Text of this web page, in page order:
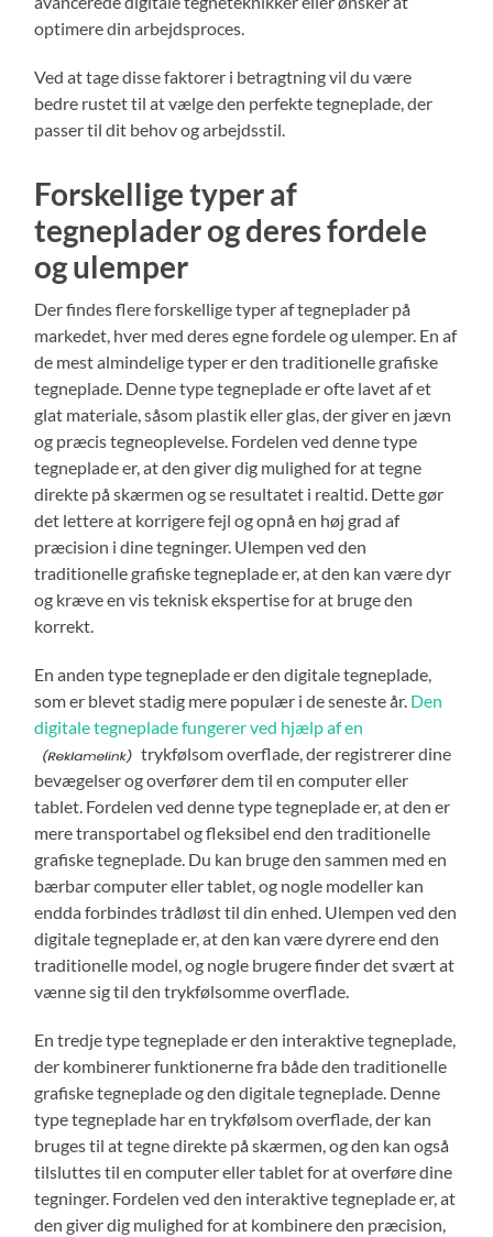
optimere din arbejdsproces.
Ved at tage disse faktorer i betragtning vil du være
bedre rustet til at vælge den perfekte tegneplade, der
passer til dit behov og arbejdsstil.
Forskellige typer af
tegneplader og deres fordele
og ulemper
Der findes flere forskellige typer af tegneplader på
markedet, hver med deres egne fordele og ulemper. En af
de mest almindelige typer er den traditionelle grafiske
tegneplade. Denne type tegneplade er ofte lavet af et
glat materiale, såsom plastik eller glas, der giver en jævn
og præcis tegneoplevelse. Fordelen ved denne type
tegneplade er, at den giver dig mulighed for at tegne
direkte på skærmen og se resultatet i realtid. Dette gør
det lettere at korrigere fejl og opnå en høj grad af
præcision i dine tegninger. Ulempen ved den
traditionelle grafiske tegneplade er, at den kan være dyr
og kræve en vis teknisk ekspertise for at bruge den
korrekt.
En anden type tegneplade er den digitale tegneplade,
som er blevet stadig mere populær i de seneste år. Den
digitale tegneplade fungerer ved hjælp af en
trykfølsom overflade, der registrerer dine
bevægelser og overfører dem til en computer eller
tablet. Fordelen ved denne type tegneplade er, at den er
mere transportabel og fleksibel end den traditionelle
grafiske tegneplade. Du kan bruge den sammen med en
bærbar computer eller tablet, og nogle modeller kan
endda forbindes trådløst til din enhed. Ulempen ved den
digitale tegneplade er, at den kan være dyrere end den
traditionelle model, og nogle brugere finder det svært at
vænne sig til den trykfølsomme overflade.
En tredje type tegneplade er den interaktive tegneplade,
der kombinerer funktionerne fra både den traditionelle
grafiske tegneplade og den digitale tegneplade. Denne
type tegneplade har en trykfølsom overflade, der kan
bruges til at tegne direkte på skærmen, og den kan også
tilsluttes til en computer eller tablet for at overføre dine
tegninger. Fordelen ved den interaktive tegneplade er, at
den giver dig mulighed for at kombinere den præcision,